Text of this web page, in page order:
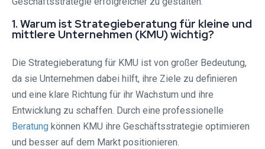
1. Warum ist Strategieberatung für kleine und
mittlere Unternehmen (KMU) wichtig?
Die Strategieberatung für KMU ist von großer Bedeutung,
da sie Unternehmen dabei hilft, ihre Ziele zu definieren
und eine klare Richtung für ihr Wachstum und ihre
Entwicklung zu schaffen. Durch eine professionelle
Beratung können KMU ihre Geschäftsstrategie optimieren
und besser auf dem Markt positionieren.